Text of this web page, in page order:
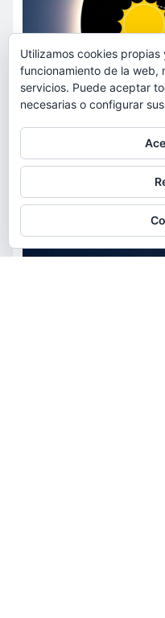
Utilizamos cookies
funcionamiento de la web,
servicios. Puede aceptar
necesarias o configurar
Para obtener más